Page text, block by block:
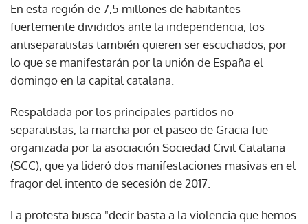
En esta región de 7,5 millones de habitantes
fuertemente divididos ante la independencia, los
antiseparatistas también quieren ser escuchados, por
lo que se manifestarán por la unión de España el
domingo en la capital catalana.
Respaldada por los principales partidos no
separatistas, la marcha por el paseo de Gracia fue
organizada por la asociación Sociedad Civil Catalana
(SCC), que ya lideró dos manifestaciones masivas en el
fragor del intento de secesión de 2017.
La protesta busca "decir basta a la violencia que hemos